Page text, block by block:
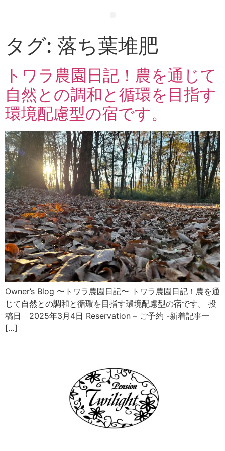
タグ: 落ち葉堆肥
トワラ農園日記！農を通じて
自然との調和と循環を目指す
環境配慮型の宿です。
Owner’s Blog 〜トワラ農園日記〜 トワラ農園日記！農を通
じて自然との調和と循環を目指す環境配慮型の宿です。 投
稿日 2025年3月4日 Reservation – ご予約 -新着記事一
[…]